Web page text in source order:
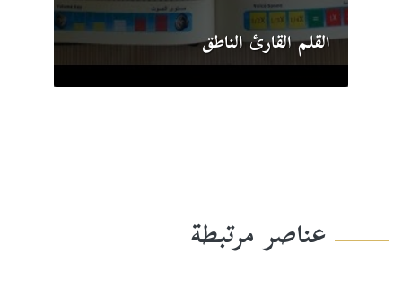
القلم القارئ الناطق
عناصر مرتبطة